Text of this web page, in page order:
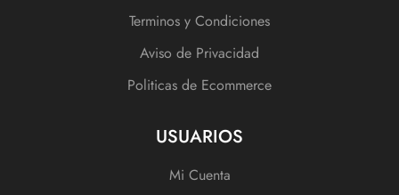
Terminos y Condiciones
Aviso de Privacidad
Politicas de Ecommerce
USUARIOS
Mi Cuenta